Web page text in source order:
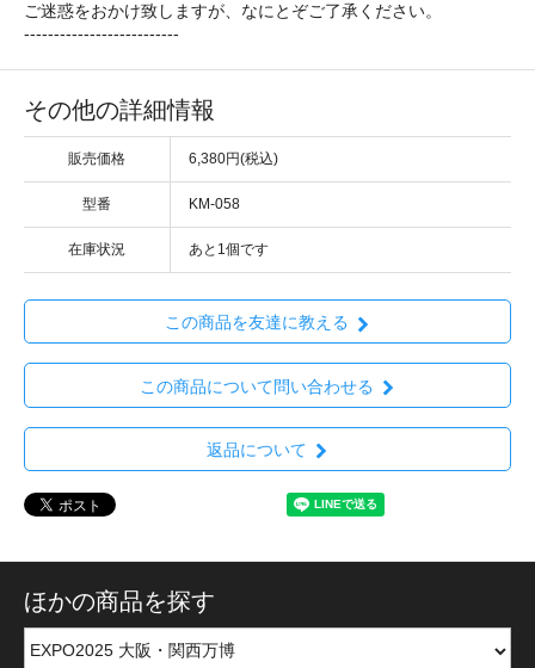
ご迷惑をおかけ致しますが、なにとぞご了承ください。
--------------------------
その他の詳細情報
販売価格 6,380円(税込)
型番 KM-058
在庫状況 あと1個です
この商品を友達に教える
この商品について問い合わせる
返品について
ほかの商品を探す